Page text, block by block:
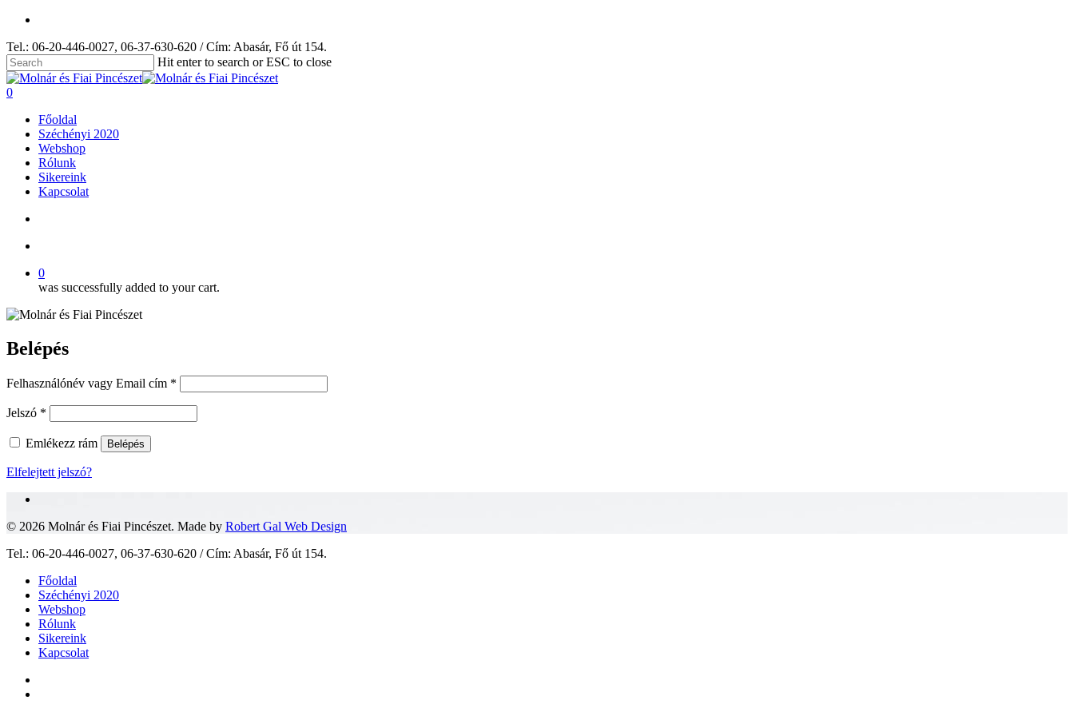
Skip
main
content
Tel.: 06-20-446-0027, 06-37-630-620 / Cím: Abasár, Fő út 154.
Hit enter to search or ESC to close
Close
Search
search
account
0
Főoldal
Széchényi 2020
Webshop
Rólunk
Sikereink
Kapcsolat
0
was successfully added to your cart.
Belépés
Felhasználónév vagy Email cím *
Jelszó *
Emlékezz rám Belépés
Elfelejtett jelszó?
© 2026 Molnár és Fiai Pincészet. Made by Robert Gal Web Design
Close
Tel.: 06-20-446-0027, 06-37-630-620 / Cím: Abasár, Fő út 154.
Főoldal
Széchényi 2020
Webshop
Rólunk
Sikereink
Kapcsolat